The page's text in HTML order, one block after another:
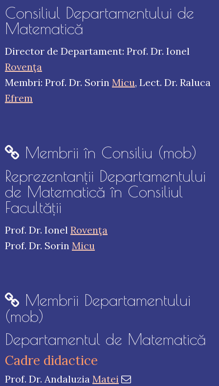
Consiliul Departamentului de
Matematică
Director de Departament: Prof. Dr. Ionel
Rovenţa
Membri: Prof. Dr. Sorin Micu, Lect. Dr. Raluca
Efrem
Membrii în Consiliu (mob)
Reprezentanţii Departamentului
de Matematică în Consiliul
Facultăţii
Prof. Dr. Ionel Rovenţa
Prof. Dr. Sorin Micu
Membrii Departamentului
(mob)
Departamentul de Matematică
Cadre didactice
Prof. Dr. Andaluzia Matei